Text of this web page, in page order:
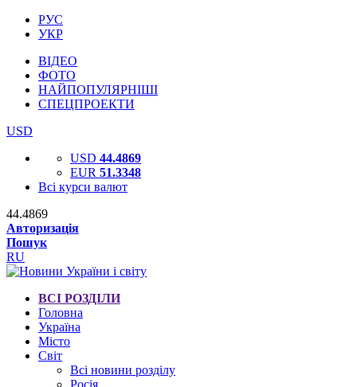
РУС
УКР
ВІДЕО
ФОТО
НАЙПОПУЛЯРНІШІ
СПЕЦПРОЕКТИ
USD
USD 44.4869
EUR 51.3348
Всі курси валют
44.4869
Авторизація
Пошук
RU
ВСІ РОЗДІЛИ
Головна
Україна
Місто
Світ
Всі новини розділу
Росія